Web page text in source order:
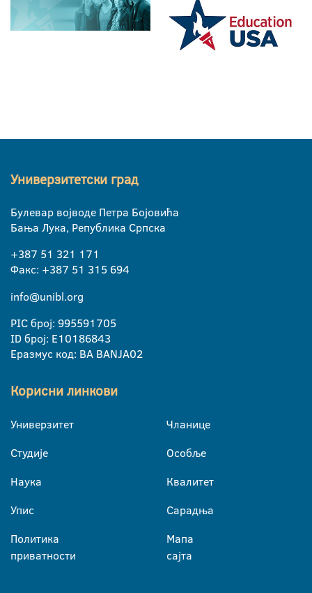
Универзитетски град
Булевар војводе Петра Бојовића
Бања Лука, Република Српска
+387 51 321 171
Факс: +387 51 315 694
info@unibl.org
PIC број: 995591705
ID број: E10186843
Еразмус код: BA BANJA02
Корисни линкови
Универзитет
Студије
Наука
Упис
Политика
приватности
Чланице
Особље
Квалитет
Сарадња
Мапа
сајта